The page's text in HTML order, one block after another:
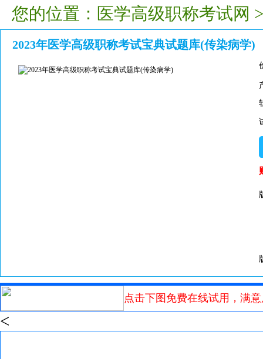
您的位置： 医学高级职称考试网
2023年医学高级职称考试宝典试题库(传染病学)
点击下图免费在线试用，满
<